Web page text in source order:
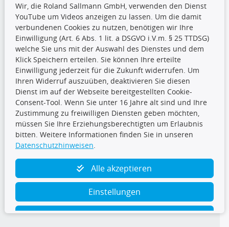
CARAT Gruppe
Folge uns
TecDoc Inside
Wir, die Roland Sallmann GmbH, verwenden den Dienst
YouTube um Videos anzeigen zu lassen. Um die damit
verbundenen Cookies zu nutzen, benötigen wir Ihre
Einwilligung (Art. 6 Abs. 1 lit. a DSGVO i.V.m. § 25 TTDSG)
welche Sie uns mit der Auswahl des Dienstes und dem
Klick Speichern erteilen. Sie können Ihre erteilte
Einwilligung jederzeit für die Zukunft widerrufen. Um
Ihren Widerruf auszuüben, deaktivieren Sie diesen
Dienst im auf der Webseite bereitgestellten Cookie-
Consent-Tool. Wenn Sie unter 16 Jahre alt sind und Ihre
Zustimmung zu freiwilligen Diensten geben möchten,
müssen Sie Ihre Erziehungsberechtigten um Erlaubnis
bitten. Weitere Informationen finden Sie in unseren
Datenschutzhinweisen
Alle akzeptieren
Einstellungen
Ablehnen